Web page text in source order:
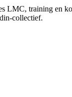
LMC, training en
collectief.